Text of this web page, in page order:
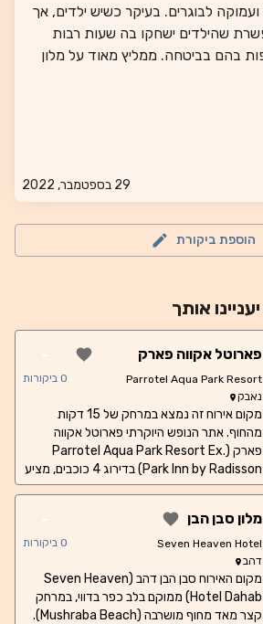
לבוגרים. בעיקר כשיש ילדים, אך
שהילדים ישחקו בה שעות רבות
בהם בביטחה. ממליץ מאוד על מלון
29 בספטמבר, 2022
הוספת ביקורת
אותך
פארוטל אקווה פארק
ריזורט
Parrotel Aqua Park Resort
נאבק
-
0 ביקורות
מקום אירוח זה נמצא במרחק של 15 דקות
מהחוף. אתר הנופש היוקרתי פארוטל אקווה
פארק (Parrotel Aqua Park Resort Ex.
Park Inn by Radisson) בדירוג 4 כוכבים, מציע
אינטרנט אלחוטי חינם בלובי, חוף פרטי, שתי
בריכות שחיה, בריכת גלים ומסלול אבובים.
החדרים המוארים באתר הנופש משלבים עיצוב
בסגנון ערבי עם מתקנים מודרניים. הם כוללים
מרפסת פרטית, טלוויזיה עם ערוצי לוויין ובקרת
אקלים בשליטה אישית. חדרי הרחצה מצוידים
במוצרי טיפוח ייחודיים. מסעדת Aqua Piper
מלון סבן הבן
Seven Heaven Hotel
דהב
-
0 ביקורות
מקום האירוח סבן הבן דהב (Seven Heaven
Hotel Dahab) ממוקם בלב כפר בדווי, במרחק
קצר מאד מחוף מושרבה (Mushraba Beach).